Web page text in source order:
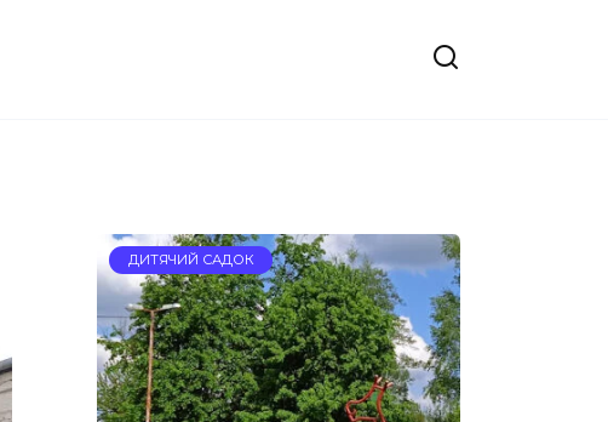
ДИТЯЧИЙ САДОК